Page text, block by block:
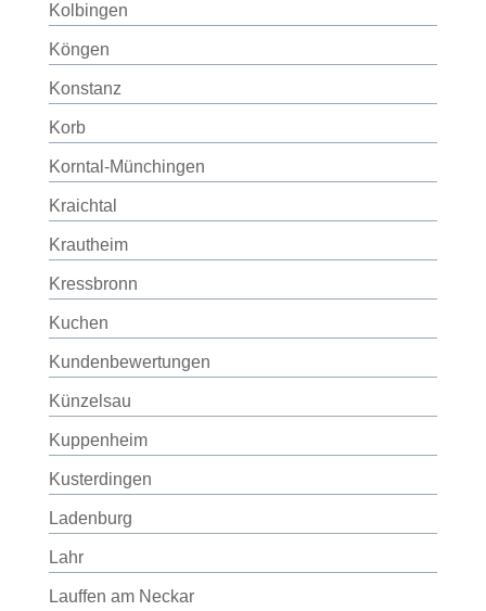
Kolbingen
Köngen
Konstanz
Korb
Korntal-Münchingen
Kraichtal
Krautheim
Kressbronn
Kuchen
Kundenbewertungen
Künzelsau
Kuppenheim
Kusterdingen
Ladenburg
Lahr
Lauffen am Neckar